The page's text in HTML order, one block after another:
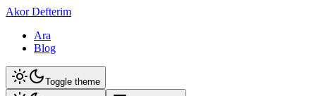
Akor Defterim
Ara
Blog
Toggle theme